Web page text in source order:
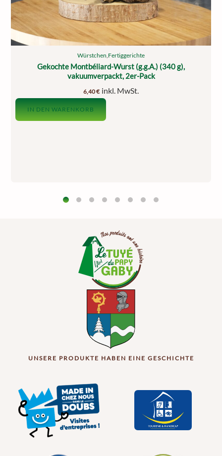
Würstchen Fertiggerichte
Gekochte Montbéliard-Wurst (g.g.A.) (340 g),
vakuumverpackt, 2er-Pack
6,40€ inkl. MwSt.
IN DEN WARENKORB
UNSERE PRODUKTE HABEN EINE GESCHICHTE